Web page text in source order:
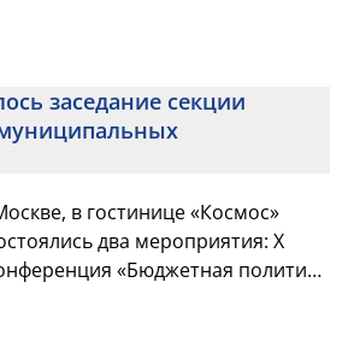
заседание секции
в гостинице «Космос»
два мероприятия: X
«Бюджетная политика
сек...